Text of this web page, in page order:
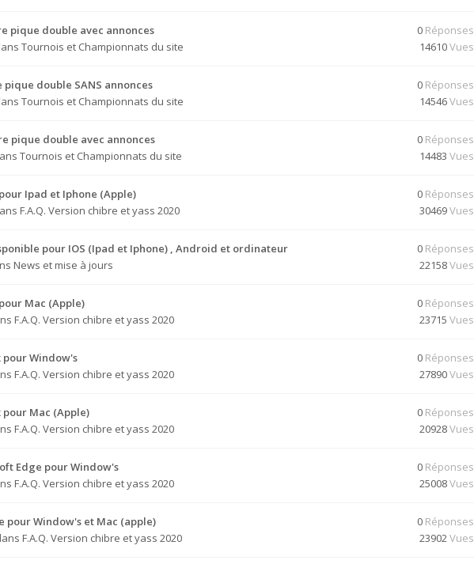
pique double avec annonces
Tournois et Championnats du site
0 Réponses
14610Vues
double SANS annonces
Tournois et Championnats du site
0 Réponses
14546Vues
pique double avec annonces
Tournois et Championnats du site
0 Réponses
14483 Vues
Ipad et Iphone (Apple)
F.A.Q. Version chibre et yass 2020
0 Réponses
30469Vues
pour IOS (Ipad et Iphone) , Android et ordinateur
News et mise à jours
0 Réponses
22158Vues
Mac (Apple)
F.A.Q. Version chibre et yass 2020
0 Réponses
23715 Vues
Window's
F.A.Q. Version chibre et yass 2020
0 Réponses
27890Vues
Mac (Apple)
F.A.Q. Version chibre et yass 2020
0 Réponses
20928Vues
Edge pour Window's
F.A.Q. Version chibre et yass 2020
0 Réponses
25008Vues
pour Window's et Mac (apple)
F.A.Q. Version chibre et yass 2020
0 Réponses
23902Vues